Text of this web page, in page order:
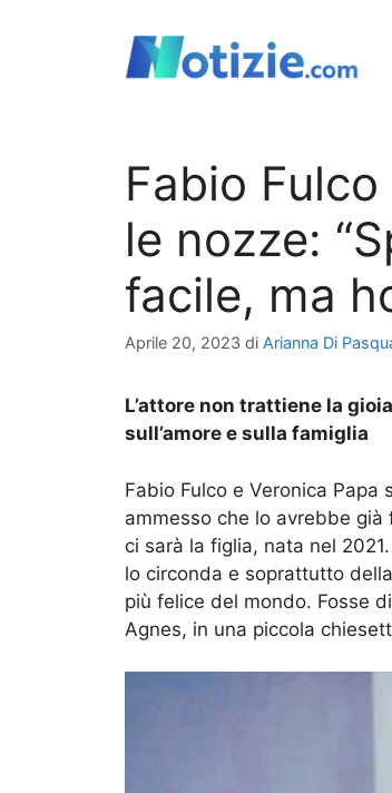
Fabio
le nozze:
facile, ma
Aprile 20, 2023 di Arianna Di
L’attore non trattiene la
sull’amore e sulla famiglia
Fabio Fulco e Veronica Papa
ammesso che lo avrebbe
ci sarà la figlia, nata nel
lo circonda e soprattutto
più felice del mondo. Fosse
Agnes, in una piccola